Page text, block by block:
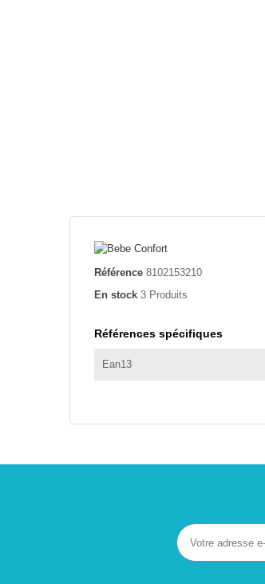
Référence 8102153210
En stock 3 Produits
Références spécifiques
Ean13